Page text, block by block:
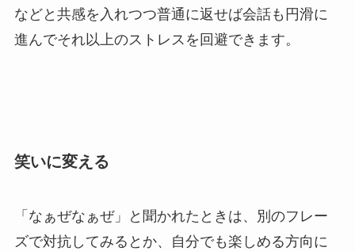
などと共感を入れつつ普通に返せば会話も円滑に
進んでそれ以上のストレスを回避できます。
笑いに変える
「なぁぜなぁぜ」と聞かれたときは、別のフレー
ズで対抗してみるとか、自分でも楽しめる方向に